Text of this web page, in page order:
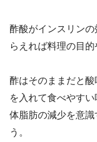
酢酸がインスリン
らえれば料理の目
酢はそのままだと
を入れて食べやすい
体脂肪の減少を意
う。